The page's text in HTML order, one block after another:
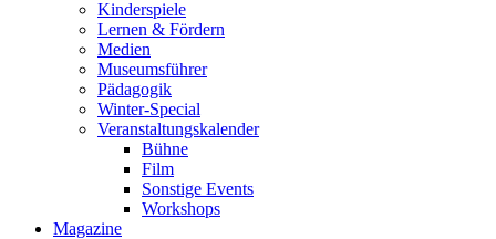
Kinderspiele
Lernen & Fördern
Medien
Museumsführer
Pädagogik
Winter-Special
Veranstaltungskalender
Bühne
Film
Sonstige Events
Workshops
Magazine